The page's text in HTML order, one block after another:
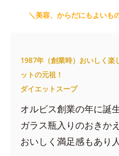
＼美容、からだにもよいも
1987年（創業時）おいしく楽
ットの元祖！
ダイエットスープ
オルビス創業の年に誕生
ガラス瓶入りのおきか
おいしく満足感もあり